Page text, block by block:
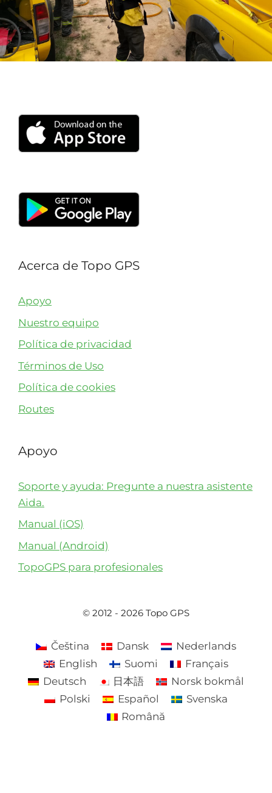
Acerca de Topo GPS
Apoyo
Nuestro equipo
Política de privacidad
Términos de Uso
Política de cookies
Routes
Apoyo
Soporte y ayuda: Pregunte a nuestra asistente
Aida.
Manual (iOS)
Manual (Android)
TopoGPS para profesionales
© 2012 - 2026 Topo GPS
Čeština Dansk
Nederlands
English
Suomi
Français
Deutsch
日本語
Norsk bokmål
Polski
Español
Svenska
Română